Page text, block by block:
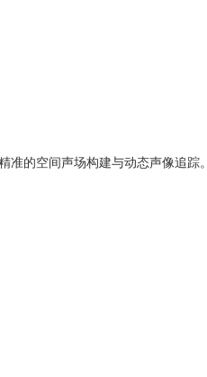
准的空间声场构建与动态声像追踪。